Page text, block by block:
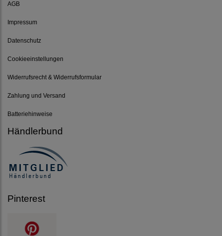
AGB
Impressum
Datenschutz
Cookieeinstellungen
Widerrufsrecht & Widerrufsformular
Zahlung und Versand
Batteriehinweise
Händlerbund
Pinterest